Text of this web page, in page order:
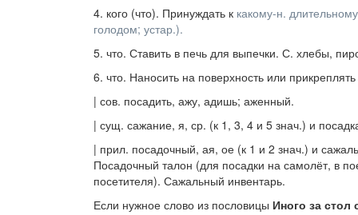
4. кого (что). Принуждать к какому-н.
голодом; устар.).
5. что. Ставить в печь для выпечки. С. хлебы,
6. что. Наносить на поверхность или
| сов. посадить, ажу, адишь; аженный.
| сущ. сажание, я, ср. (к 1, 3, 4 и 5 знач.) и
| прил. посадочный, ая, ое (к 1 и 2 знач.) и
Посадочный талон (для посадки на самолёт, в
посетителя). Сажальный инвентарь.
Если нужное слово из пословицы Иного за стол